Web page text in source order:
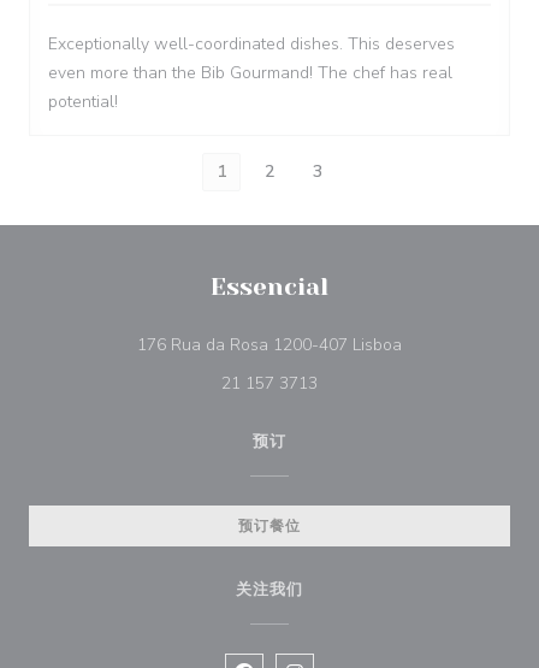
Exceptionally well-coordinated dishes. This deserves
even more than the Bib Gourmand! The chef has real
potential!
1 2 3
Essencial
176 Rua da Rosa 1200-407 Lisboa
21 157 3713
预订
预订餐位
关注我们